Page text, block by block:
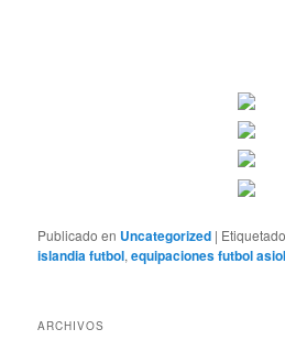
Publicado en Uncategorized | Etiquetado
islandia futbol,equipaciones futbol
ARCHIVOS